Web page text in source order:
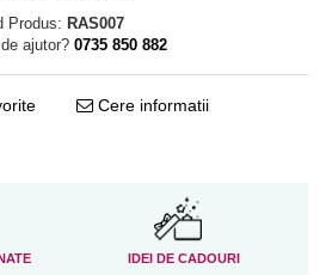
Produs: RAS007
ajutor? 0735 850 882
Cere informatii
IDEI DE CADOURI